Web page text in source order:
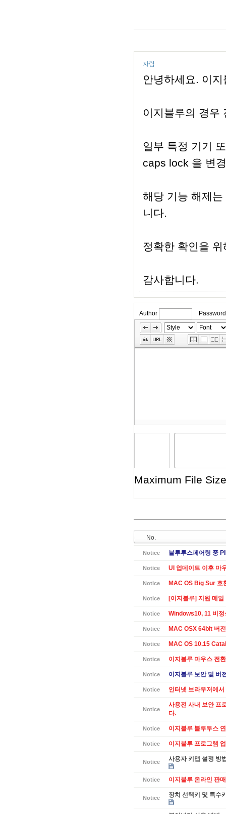
자람
안녕하세요. 이
이지블루의 경우
일부 특정 기기
caps lock 을 변
해당 기능 해제
니다.
정확한 확인을
감사합니다.
Author
Password
Skip
Edit
Toolbox
Maximum File
No.
Notice 블루투스페어링 중
Notice UI 업데이트 이후 마
Notice MAC OS Big Sur 호
Notice [이지블루] 지원 메일
Notice Windows10, 11 비정
Notice MAC OSX 64bit 버
Notice MAC OS 10.15
Notice 이지블루 마우스 전
Notice 이지블루 보안 및 버
Notice 인터넷 브라우저에
Notice
사용전 사내 보안 프
다.
Notice 이지블루 블루투스
Notice 이지블루 프로그램
Notice 사용자 키맵 설정 방
Notice 이지블루 온라인 판
Notice 장치 선택키 및 특수